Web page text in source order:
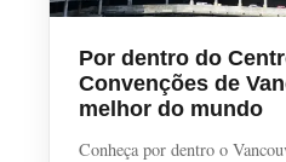
Por dentro do
Convenções de
melhor do mundo
Conheça por dentro o